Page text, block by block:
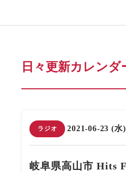
日々更新カレンダ
ラジオ 2021-06-23 (水
岐阜県高山市 Hits